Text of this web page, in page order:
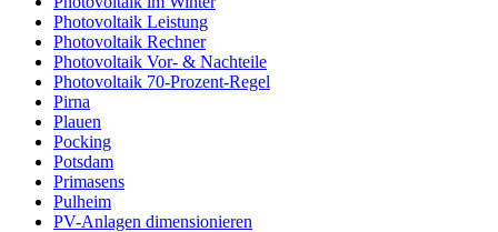
Photovoltaik Leistung
Photovoltaik Rechner
Photovoltaik Vor- & Nachteile
Photovoltaik 70-Prozent-Regel
Pirna
Plauen
Pocking
Potsdam
Primasens
Pulheim
PV-Anlagen dimensionieren